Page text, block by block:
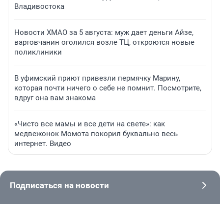
Владивостока
Новости ХМАО за 5 августа: муж дает деньги Айзе,
вартовчанин оголился возле ТЦ, откроются новые
поликлиники
В уфимский приют привезли пермячку Марину,
которая почти ничего о себе не помнит. Посмотрите,
вдруг она вам знакома
«Чисто все мамы и все дети на свете»: как
медвежонок Момота покорил буквально весь
интернет. Видео
Подписаться на новости